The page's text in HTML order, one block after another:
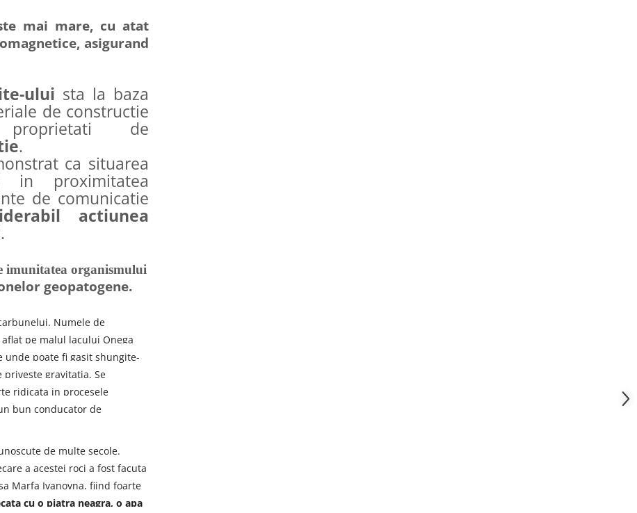
mai mare, cu atat
asigurand
ului sta la baza
de constructie
proprietati de
.
ca situarea
in proximitatea
de comunicatie
actiunea
.
imunitatea organismului
geopatogene.
Numele de
pe malul lacului Onega
unde poate fi gasit shungite-
priveste gravitatia. Se
ridicata in procesele
bun conducator de
de multe secole.
a acestei roci a fost facuta
Marfa Ivanovna, fiind foarte
cu o piatra neagra, o apa